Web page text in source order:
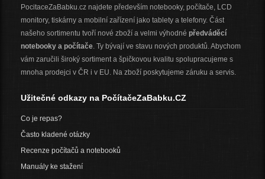
PocitaceZaBabku.cz najdete především notebooky, počítače, LCD
monitory, tiskárny a mobilní zařízení jako tablety a telefony. Část
našeho sortimentu tvoří nové zboží a velmi výhodné předváděcí
notebooky a počítače. Ty bývají ve stavu nových produktů. Abychom
vám zaručili široký sortiment a špičkovou kvalitu spolupracujeme s
mnoha prodejci v ČR i v EU. Na zboží poskytujeme záruku a servis.
Užitečné odkazy na PočítačeZaBabku.CZ
Co je repas?
Často kladené otázky
Recenze počítačů a notebooků
Manuály ke stažení